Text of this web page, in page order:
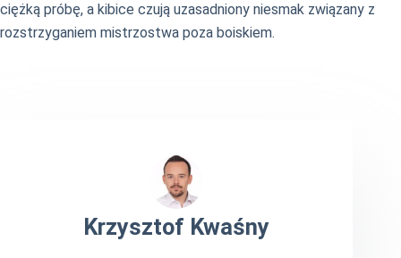
ciężką próbę, a kibice czują uzasadniony niesmak związany z
rozstrzyganiem mistrzostwa poza boiskiem.
Krzysztof Kwaśny